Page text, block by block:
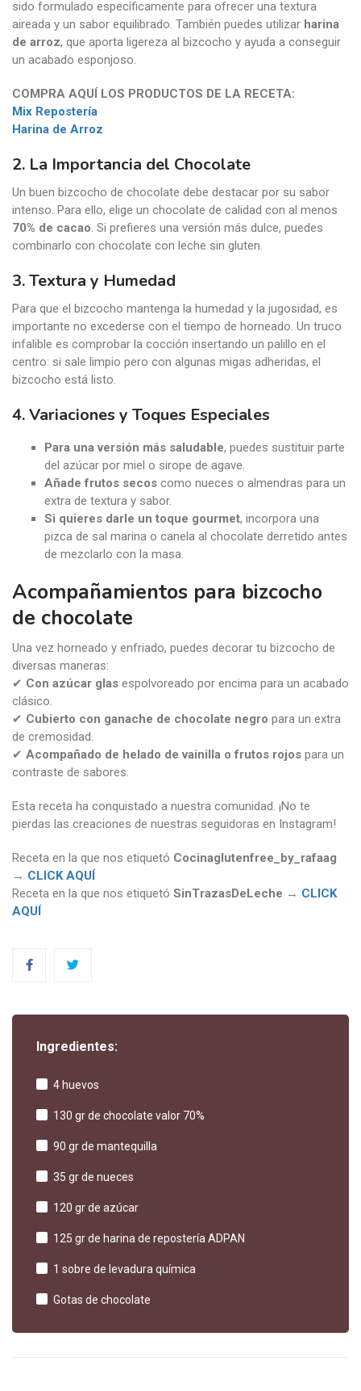
sido formulado específicamente para ofrecer una textura
aireada y un sabor equilibrado. También puedes utilizar harina
de arroz, que aporta ligereza al bizcocho y ayuda a conseguir
un acabado esponjoso.
COMPRA AQUÍ LOS PRODUCTOS DE LA RECETA:
Mix Repostería
Harina de Arroz
2. La Importancia del Chocolate
Un buen bizcocho de chocolate debe destacar por su sabor
intenso. Para ello, elige un chocolate de calidad con al menos
70% de cacao. Si prefieres una versión más dulce, puedes
combinarlo con chocolate con leche sin gluten.
3. Textura y Humedad
Para que el bizcocho mantenga la humedad y la jugosidad, es
importante no excederse con el tiempo de horneado. Un truco
infalible es comprobar la cocción insertando un palillo en el
centro: si sale limpio pero con algunas migas adheridas, el
bizcocho está listo.
4. Variaciones y Toques Especiales
Para una versión más saludable, puedes sustituir parte
del azúcar por miel o sirope de agave.
Añade frutos secos como nueces o almendras para un
extra de textura y sabor.
Si quieres darle un toque gourmet, incorpora una
pizca de sal marina o canela al chocolate derretido antes
de mezclarlo con la masa.
Acompañamientos para bizcocho
de chocolate
Una vez horneado y enfriado, puedes decorar tu bizcocho de
diversas maneras:
✔ Con azúcar glas espolvoreado por encima para un acabado
clásico.
✔ Cubierto con ganache de chocolate negro para un extra
de cremosidad.
✔ Acompañado de helado de vainilla o frutos rojos para un
contraste de sabores.
Esta receta ha conquistado a nuestra comunidad. ¡No te
pierdas las creaciones de nuestras seguidoras en Instagram!
Receta en la que nos etiquetó Cocinaglutenfree_by_rafaag
→ CLICK AQUÍ
Receta en la que nos etiquetó SinTrazasDeLeche → CLICK
AQUÍ
Ingredientes:
4 huevos
130 gr de chocolate valor 70%
90 gr de mantequilla
35 gr de nueces
120 gr de azúcar
125 gr de harina de repostería ADPAN
1 sobre de levadura química
Gotas de chocolate